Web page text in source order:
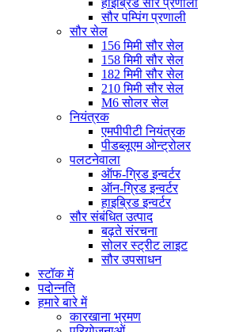
हाइब्रिड सौर प्रणाली
सौर पम्पिंग प्रणाली
सौर सेल
156 मिमी सौर सेल
158 मिमी सौर सेल
182 मिमी सौर सेल
210 मिमी सौर सेल
M6 सोलर सेल
नियंत्रक
एमपीपीटी नियंत्रक
पीडब्लूएम ओन्ट्रोलर
पलटनेवाला
ऑफ-ग्रिड इन्वर्टर
ऑन-ग्रिड इन्वर्टर
हाइब्रिड इन्वर्टर
सौर संबंधित उत्पाद
बढ़ते संरचना
सोलर स्ट्रीट लाइट
सौर उपसाधन
स्टॉक में
पदोन्नति
हमारे बारे में
कारखाना भ्रमण